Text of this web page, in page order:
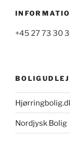
+45 27 73 30
Nordjysk Bolig